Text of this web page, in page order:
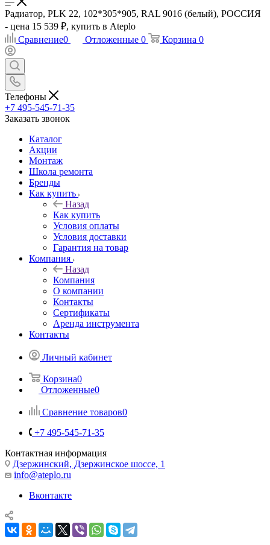
Радиатор, PLK 22, 102*305*905, RAL 9016 (белый), РОССИЯ
- цена 15 539 ₽, купить в Ateplo
Сравнение0 Отложенные 0 Корзина 0
Телефоны
+7 495-545-71-35
Заказать звонок
Каталог
Акции
Монтаж
Школа ремонта
Бренды
Как купить
Назад
Как купить
Условия оплаты
Условия доставки
Гарантия на товар
Компания
Назад
Компания
О компании
Контакты
Сертификаты
Аренда инструмента
Контакты
Личный кабинет
Корзина0
Отложенные0
Сравнение товаров0
+7 495-545-71-35
Контактная информация
Дзержинский, Дзержинское шоссе, 1
info@ateplo.ru
Вконтакте